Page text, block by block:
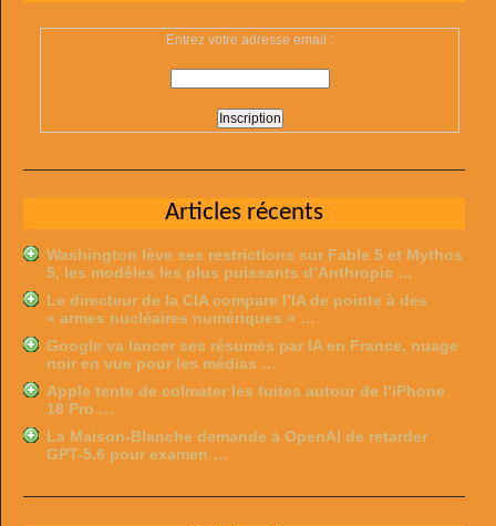
Entrez votre adresse email :
Articles récents
Washington lève ses restrictions sur Fable 5 et Mythos
5, les modèles les plus puissants d’Anthropic …
Le directeur de la CIA compare l’IA de pointe à des
« armes nucléaires numériques » …
Google va lancer ses résumés par IA en France, nuage
noir en vue pour les médias …
Apple tente de colmater les fuites autour de l’iPhone
18 Pro …
La Maison-Blanche demande à OpenAI de retarder
GPT-5.6 pour examen …